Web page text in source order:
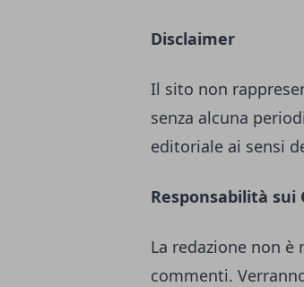
Disclaimer
Il sito non
senza alcuna
editoriale ai sensi
Responsabilità sui
La redazione non
commenti.